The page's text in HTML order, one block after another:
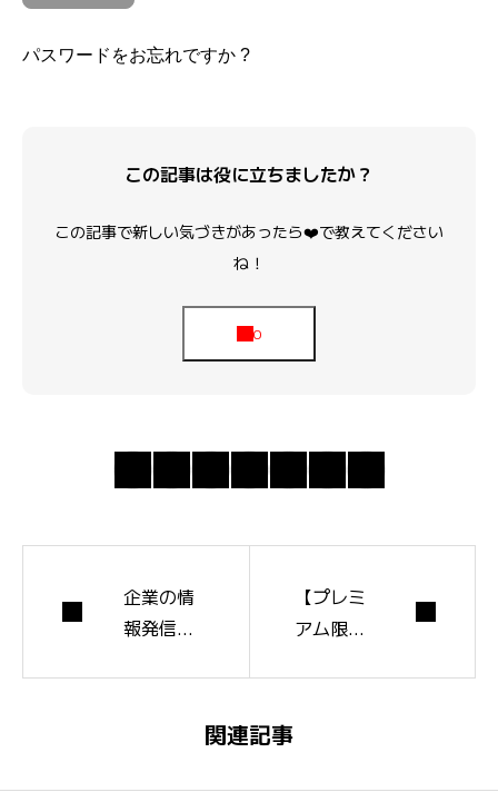
パスワードをお忘れですか ?
この記事は役に立ちましたか？
この記事で新しい気づきがあったら❤️で教えてください
ね！
企業の情
報発信が
【プレミ
アム限
関連記事